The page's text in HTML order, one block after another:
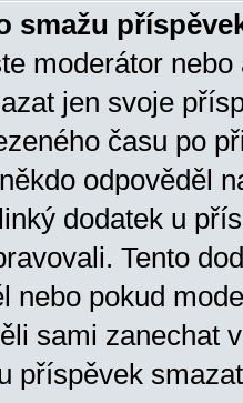
smažu
moderátor
jen svoje
času po
odpověděl
dodatek u
Tento
nebo pokud
sami zanechat
příspěvek